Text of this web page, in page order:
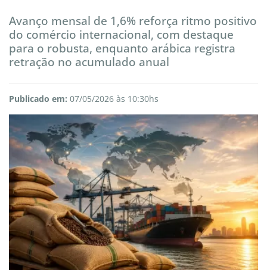
Avanço mensal de 1,6% reforça ritmo positivo
do comércio internacional, com destaque
para o robusta, enquanto arábica registra
retração no acumulado anual
Publicado em: 07/05/2026 às 10:30hs